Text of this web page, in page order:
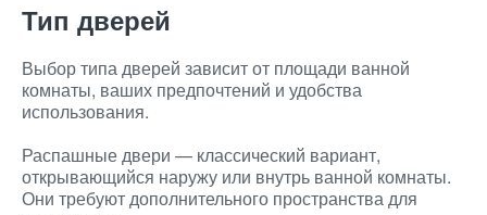
Тип дверей
Выбор типа дверей зависит от площади ванной
комнаты, ваших предпочтений и удобства
использования.
Распашные двери — классический вариант,
открывающийся наружу или внутрь ванной комнаты.
Они требуют дополнительного пространства для